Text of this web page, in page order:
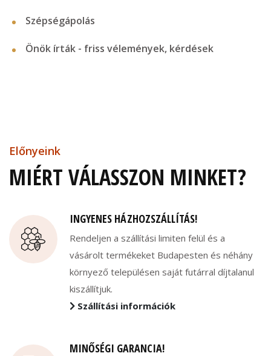
Szépségápolás
Önök írták - friss vélemények, kérdések
Előnyeink
MIÉRT VÁLASSZON MINKET?
INGYENES HÁZHOZSZÁLLÍTÁS!
Rendeljen a szállítási limiten felül és a
vásárolt termékeket Budapesten és néhány
környező településen saját futárral díjtalanul
kiszállítjuk.
Szállítási információk
MINŐSÉGI GARANCIA!